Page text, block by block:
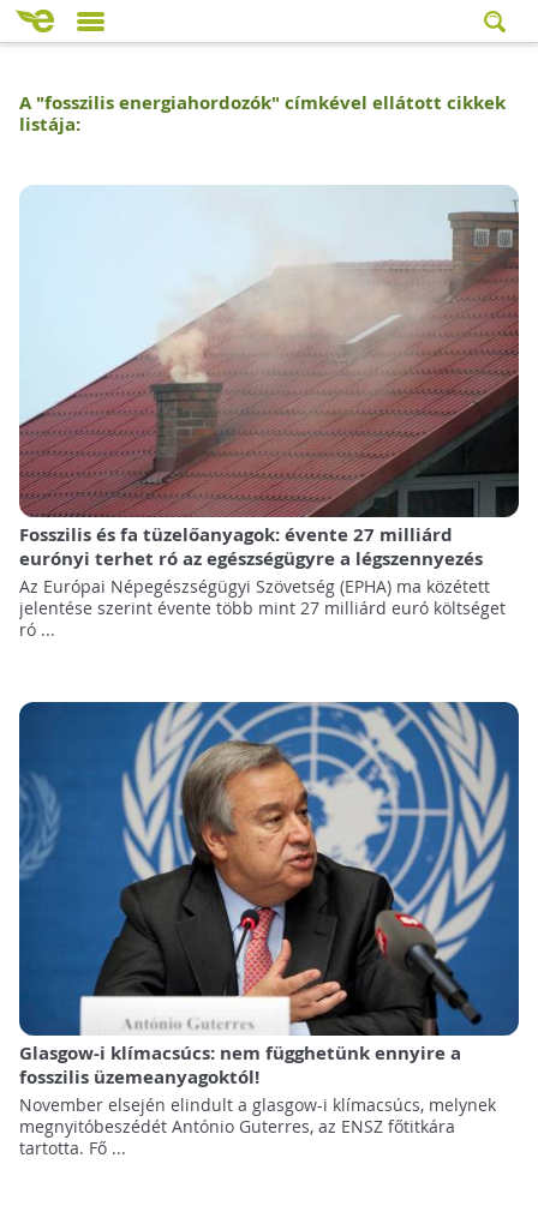
A "fosszilis energiahordozók" címkével ellátott cikkek
listája:
Fosszilis és fa tüzelőanyagok: évente 27 milliárd
eurónyi terhet ró az egészségügyre a légszennyezés
Az Európai Népegészségügyi Szövetség (EPHA) ma közétett
jelentése szerint évente több mint 27 milliárd euró költséget
ró ...
Glasgow-i klímacsúcs: nem függhetünk ennyire a
fosszilis üzemeanyagoktól!
November elsején elindult a glasgow-i klímacsúcs, melynek
megnyitóbeszédét António Guterres, az ENSZ főtitkára
tartotta. Fő ...